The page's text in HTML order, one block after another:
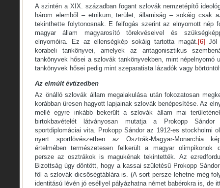
A szintén a XIX. században fogant szlovák nemzetépítő
három elemből – etnikum, terület, államiság – sokáig csak
tekinthette folytonosnak. E felfogás szerint az elnyomott nép
magyar állam magyarosító törekvéseivel és
elnyomóira. Ez az ellenségkép sokáig tartotta magát. [6] Jól
korabeli tankönyvei, amelyek az antagonisztikus
tankönyvek hősei a szlovák tankönyvekben, mint népelnyomó
tankönyvek hősei pedig mint szeparatista lázadók vagy
Az elmúlt évtizedben
Az önálló szlovák állam megalakulása után fokozatosan
korábban üresen hagyott lapjainak szlovák benépesítése. Az
mellé egyre inkább bekerült a szlovák állam mai
birtokbavételét látványosan mutatja a Prokopp Sándor
sportdiplomáciai vita. Prokopp Sándor az 1912-es stockholmi
nyert sportlövészetben az Osztrák-Magyar-Monarchia
értelmében természetesen felkerült a magyar olimpikonok
persze az osztrákok is magukénak tekintették. Az
Bizottság úgy döntött, hogy a kassai születésű Prokopp
föl a szlovák dicsőségtáblára is. (A sort persze lehetne még
identitású lévén jó eséllyel pályázhatna német babérokra is, de